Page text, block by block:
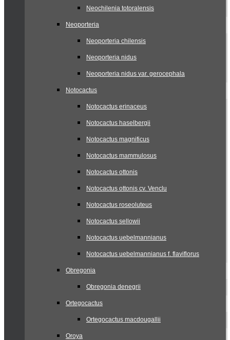
Neochilenia totoralensis
Neoporteria
Neoporteria chilensis
Neoporteria nidus
Neoporteria nidus var. gerocephala
Notocactus
Notocactus erinaceus
Notocactus haselbergii
Notocactus magnificus
Notocactus mammulosus
Notocactus ottonis
Notocactus ottonis cv. Venclu
Notocactus roseoluteus
Notocactus sellowii
Notocactus uebelmannianus
Notocactus uebelmannianus f. flaviflorus
Obregonia
Obregonia denegrii
Ortegocactus
Ortegocactus macdougallii
Oroya